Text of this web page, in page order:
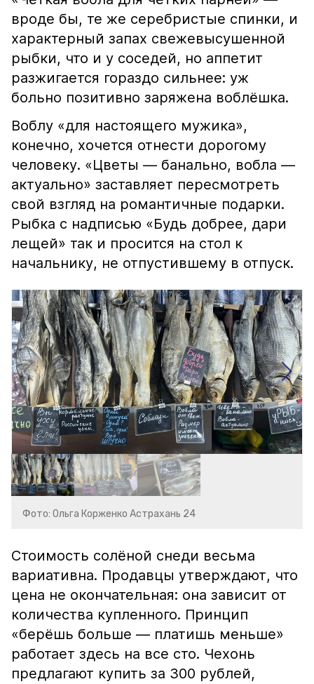
вроде бы, те же серебристые спинки, и
характерный запах свежевысушенной
рыбки, что и у соседей, но аппетит
разжигается гораздо сильнее: уж
больно позитивно заряжена воблёшка.
Воблу «для настоящего мужика»,
конечно, хочется отнести дорогому
человеку. «Цветы — банально, вобла —
актуально» заставляет пересмотреть
свой взгляд на романтичные подарки.
Рыбка с надписью «Будь добрее, дари
лещей» так и просится на стол к
начальнику, не отпустившему в отпуск.
Фото: Ольга Корженко Астрахань 24
Стоимость солёной снеди весьма
вариативна. Продавцы утверждают, что
цена не окончательная: она зависит от
количества купленного. Принцип
«берёшь больше — платишь меньше»
работает здесь на все сто. Чехонь
предлагают купить за 300 рублей,